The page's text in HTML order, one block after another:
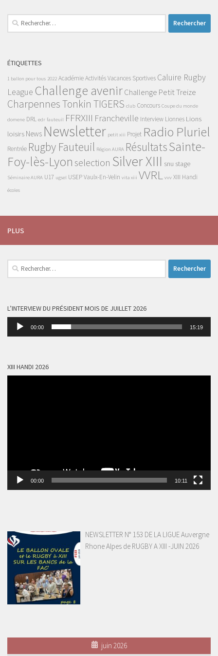
Rechercher :
ÉTIQUETTES
1 ballon pour tous 2022 AcadémieActivités Vacances Sportives Caluire Rugby
League Challenge avenirChallenge Petit Treize
Charpennes Tonkin TIGERS club Concours Coupe du monde
domene DRL edr fauteuil FFRXIII Francheville Interview Lionnes Lions
loisirs News Newsletter petit xiii Projet Radio Pluriel
Rentrée Rugby Fauteuil Région AURA RésultatsSainte-
Foy-lès-Lyon selection Silver XIII snu stage
Séminaire AURA U17 ugsel USEPVaulx-En-Velin vita xiii VVRL vvv XIII Handi
écoles
PLUS
Rechercher :
L’INTERVIEW DU PRÉSIDENT MOIS DE JUILLET 2026
Lecteur
00:00 15:19
XIII HANDI 2026
00:00 10:11
NEWSLETTER N° 153 DE LA LIGUE Auvergne
Rhone Alpes de RUGBY A XIII -JUIN 2026
juin 2026